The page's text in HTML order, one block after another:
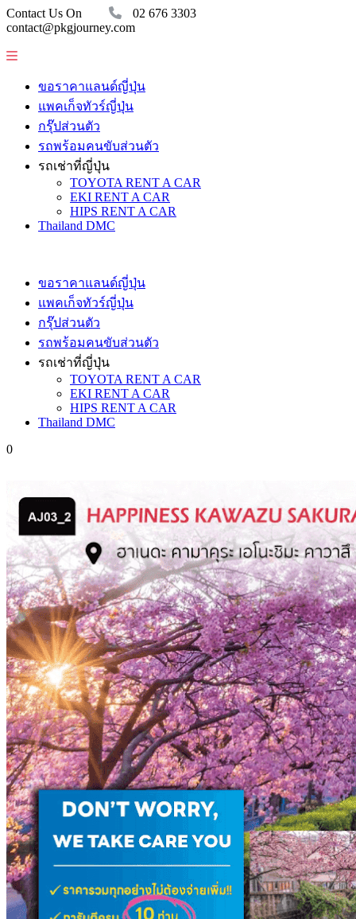
Contact Us On
02 676 3303
contact@pkgjourney.com
ขอราคาแลนด์ญี่ปุ่น
แพคเก็จทัวร์ญี่ปุ่น
กรุ๊ปส่วนตัว
รถพร้อมคนขับส่วนตัว
รถเช่าที่ญี่ปุ่น
TOYOTA RENT A CAR
EKI RENT A CAR
HIPS RENT A CAR
Thailand DMC
ขอราคาแลนด์ญี่ปุ่น
แพคเก็จทัวร์ญี่ปุ่น
กรุ๊ปส่วนตัว
รถพร้อมคนขับส่วนตัว
รถเช่าที่ญี่ปุ่น
TOYOTA RENT A CAR
EKI RENT A CAR
HIPS RENT A CAR
Thailand DMC
0